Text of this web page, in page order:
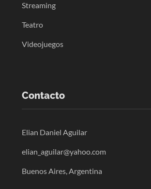
Streaming
Teatro
Videojuegos
Contacto
Elian Daniel Aguilar
elian_aguilar@yahoo.com
Buenos Aires, Argentina